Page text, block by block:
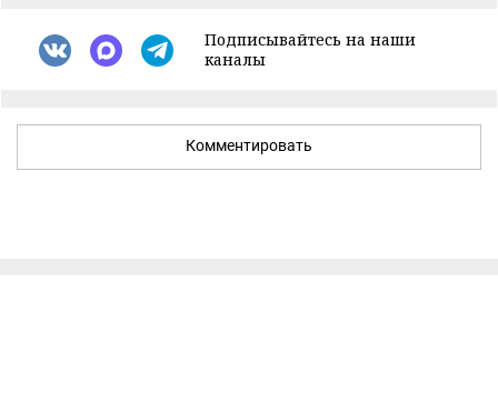
Подписывайтесь на наши
каналы
Комментировать